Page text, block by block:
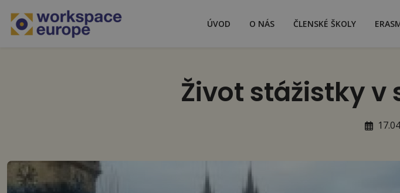
ÚVOD O NÁS ČLENSKÉ ŠKOLY
Život stážistky v